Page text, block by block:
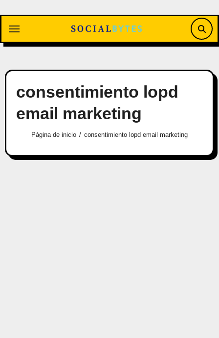
contenido
consentimiento lopd
email marketing
Página de inicio consentimiento lopd email marketing